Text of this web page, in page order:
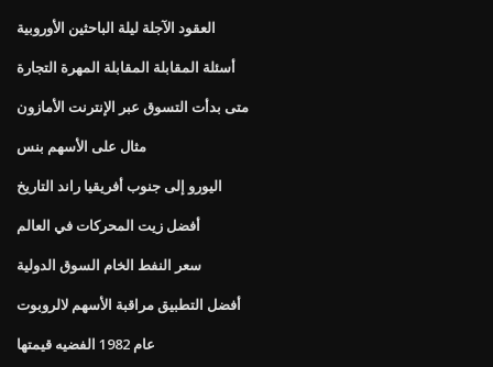
العقود الآجلة ليلة الباحثين الأوروبية
أسئلة المقابلة المقابلة المهرة التجارة
متى بدأت التسوق عبر الإنترنت الأمازون
مثال على الأسهم بنس
اليورو إلى جنوب أفريقيا راند التاريخ
أفضل زيت المحركات في العالم
سعر النفط الخام السوق الدولية
أفضل التطبيق مراقبة الأسهم لالروبوت
عام 1982 الفضيه قيمتها